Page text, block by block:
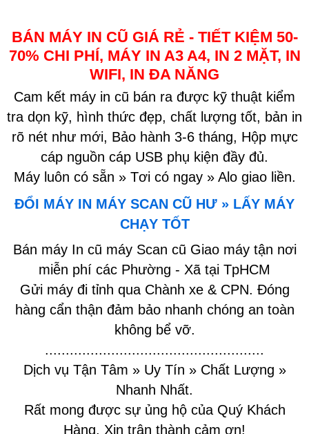
BÁN MÁY IN CŨ GIÁ RẺ - TIẾT KIỆM 50-
70% CHI PHÍ, MÁY IN A3 A4, IN 2 MẶT, IN
WIFI, IN ĐA NĂNG
Cam kết máy in cũ bán ra được kỹ thuật kiểm
tra dọn kỹ, hình thức đẹp, chất lượng tốt, bản in
rõ nét như mới, Bảo hành 3-6 tháng, Hộp mực
cáp nguồn cáp USB phụ kiện đầy đủ.
Máy luôn có sẵn » Tơi có ngay » Alo giao liền.
ĐỔI MÁY IN MÁY SCAN CŨ HƯ » LẤY MÁY
CHẠY TỐT
Bán máy In cũ máy Scan cũ Giao máy tận nơi
miễn phí các Phường - Xã tại TpHCM
Gửi máy đi tỉnh qua Chành xe & CPN. Đóng
hàng cẩn thận đảm bảo nhanh chóng an toàn
không bể vỡ.
.....................................................
Dịch vụ Tận Tâm » Uy Tín » Chất Lượng »
Nhanh Nhất.
Rất mong được sự ủng hộ của Quý Khách
Hàng. Xin trân thành cảm ơn!